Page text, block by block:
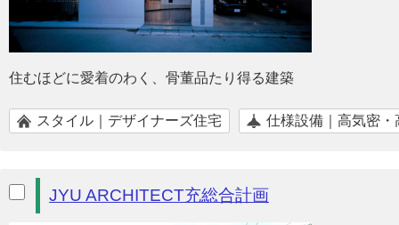
住むほどに愛着のわく、骨董品たり得る建築
スタイル｜デザイナーズ住宅 仕様設備｜高気密・
JYU ARCHITECT充総合計画